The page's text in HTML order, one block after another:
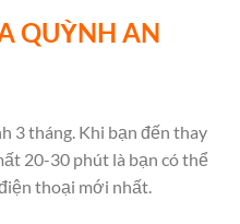
QUỲNH AN
3 tháng. Khi bạn đến thay
20-30 phút là bạn có thể
thoại mới nhất.